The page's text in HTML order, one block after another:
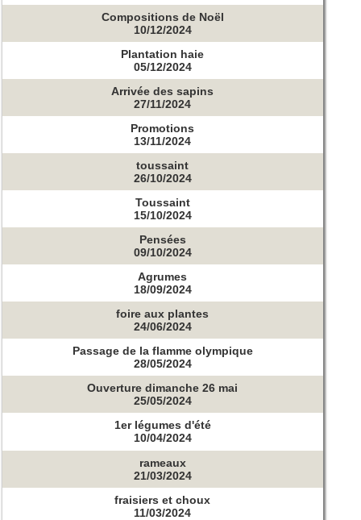
Compositions de Noël
10/12/2024
Plantation haie
05/12/2024
Arrivée des sapins
27/11/2024
Promotions
13/11/2024
toussaint
26/10/2024
Toussaint
15/10/2024
Pensées
09/10/2024
Agrumes
18/09/2024
foire aux plantes
24/06/2024
Passage de la flamme olympique
28/05/2024
Ouverture dimanche 26 mai
25/05/2024
1er légumes d'été
10/04/2024
rameaux
21/03/2024
fraisiers et choux
11/03/2024